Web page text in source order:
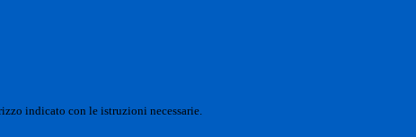
indicato con le istruzioni necessarie.